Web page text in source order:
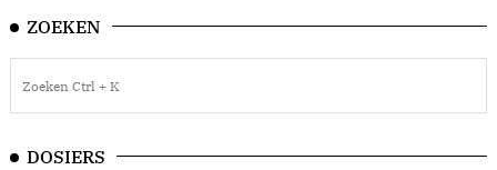
ZOEKEN
DOSIERS